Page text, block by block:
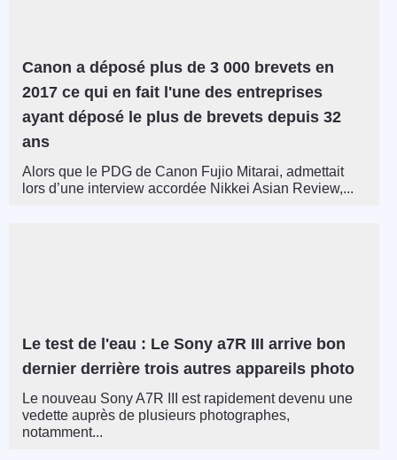
Canon a déposé plus de 3 000 brevets en
2017 ce qui en fait l'une des entreprises
ayant déposé le plus de brevets depuis 32
ans
Alors que le PDG de Canon Fujio Mitarai, admettait
lors d’une interview accordée Nikkei Asian Review,...
Le test de l'eau : Le Sony a7R III arrive bon
dernier derrière trois autres appareils photo
Le nouveau Sony A7R III est rapidement devenu une
vedette auprès de plusieurs photographes,
notamment...